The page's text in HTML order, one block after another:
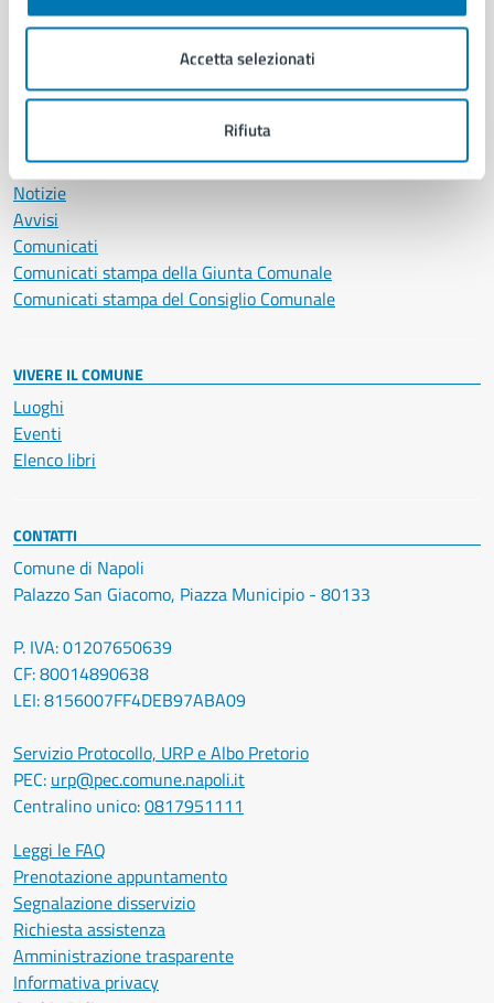
Accetta selezionati
Rifiuta
Salute, benessere e assistenza
Vita lavorativa
NOVITÀ
Notizie
Avvisi
Comunicati
Comunicati stampa della Giunta Comunale
Comunicati stampa del Consiglio Comunale
VIVERE IL COMUNE
Luoghi
Eventi
Elenco libri
CONTATTI
Comune di Napoli
Palazzo San Giacomo, Piazza Municipio - 80133
P. IVA: 01207650639
CF: 80014890638
LEI: 8156007FF4DEB97ABA09
Servizio Protocollo, URP e Albo Pretorio
PEC: urp@pec.comune.napoli.it
Centralino unico:0817951111
Leggi le FAQ
Prenotazione appuntamento
Segnalazione disservizio
Richiesta assistenza
Amministrazione trasparente
Informativa privacy